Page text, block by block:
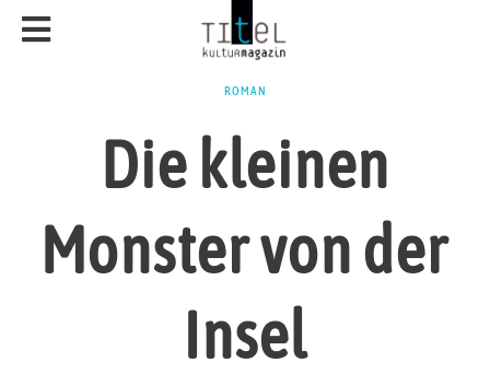
ROMAN
Die kleinen
Monster von der
Insel